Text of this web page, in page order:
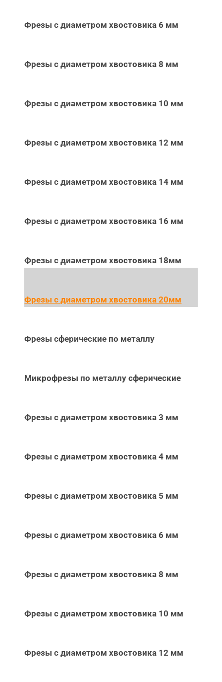
Фрезы с диаметром хвостовика 6 мм
Фрезы с диаметром хвостовика 8 мм
Фрезы с диаметром хвостовика 10 мм
Фрезы с диаметром хвостовика 12 мм
Фрезы с диаметром хвостовика 14 мм
Фрезы с диаметром хвостовика 16 мм
Фрезы с диаметром хвостовика 18мм
Фрезы с диаметром хвостовика 20мм
Фрезы сферические по металлу
Микрофрезы по металлу сферические
Фрезы с диаметром хвостовика 3 мм
Фрезы с диаметром хвостовика 4 мм
Фрезы с диаметром хвостовика 5 мм
Фрезы с диаметром хвостовика 6 мм
Фрезы с диаметром хвостовика 8 мм
Фрезы с диаметром хвостовика 10 мм
Фрезы с диаметром хвостовика 12 мм